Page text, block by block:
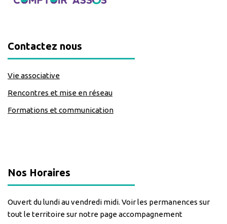
Contactez nous
Vie associative
Rencontres et mise en réseau
Formations et communication
Nos Horaires
Ouvert du lundi au vendredi midi. Voir les permanences sur
tout le territoire sur notre page accompagnement